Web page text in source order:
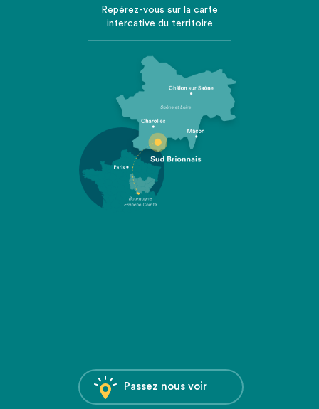
Repérez-vous sur la carte
intercative du territoire
Passez nous voir